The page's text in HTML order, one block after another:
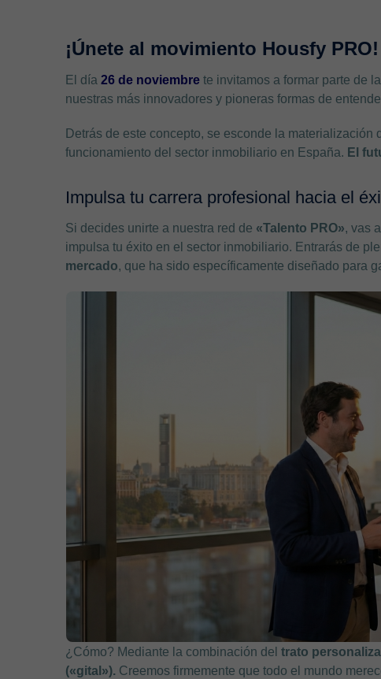
¡Únete al movimiento Housfy PRO!
El día26 de noviembre te invitamos a formar parte de
nuestras más innovadores y pioneras formas de
Detrás de este concepto, se esconde la materialización
funcionamiento del sector inmobiliario en España. El
Impulsa tu carrera profesional hacia el
Si decides unirte a nuestra red de «Talento PRO», vas
impulsa tu éxito en el sector inmobiliario. Entrarás de
mercado, que ha sido específicamente diseñado para
¿Cómo? Mediante la combinación deltrato
(«gital»). Creemos firmemente que todo el mundo